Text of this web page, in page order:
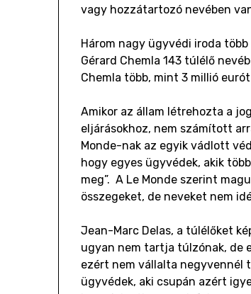
vagy hozzátartozó nevében
Három nagy ügyvédi iroda
Gérard Chemla 143 túlélő
Chemla több, mint 3 millió
Amikor az állam létrehozta a
eljárásokhoz, nem számított
Monde-nak az egyik vádlott
hogy egyes ügyvédek, akik
meg”. A Le Monde szerint
összegeket, de neveket nem
Jean-Marc Delas, a túlélőket
ugyan nem tartja túlzónak, de
ezért nem vállalta negyvennél
ügyvédek, aki csupán azért